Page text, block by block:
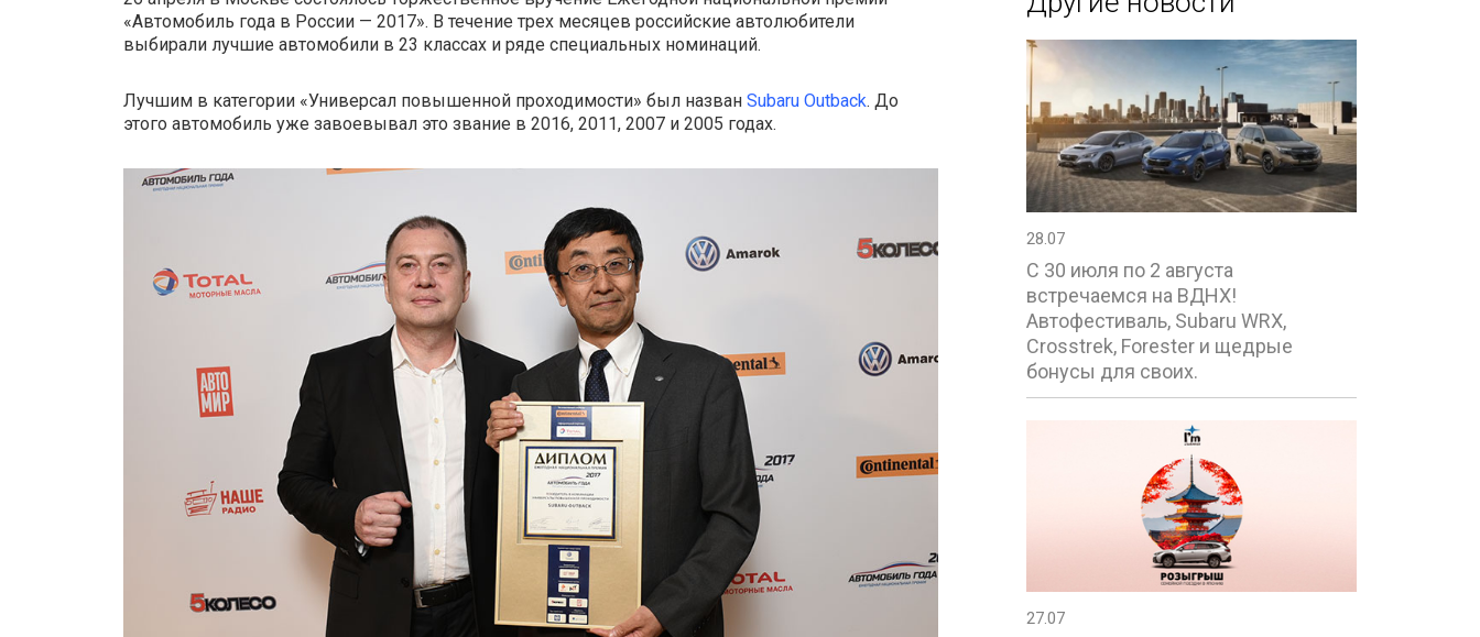
«Автомобиль года в России — 2017». В течение трех месяцев российские автолюбители
выбирали лучшие автомобили в 23 классах и ряде специальных номинаций.
Лучшим в категории «Универсал повышенной проходимости» был назван Subaru Outback. До
этого автомобиль уже завоевывал это звание в 2016, 2011, 2007 и 2005 годах.
28.07
С 30 июля по 2 августа
встречаемся на ВДНХ!
Автофестиваль, Subaru WRX,
Crosstrek, Forester и щедрые
бонусы для своих.
27.07